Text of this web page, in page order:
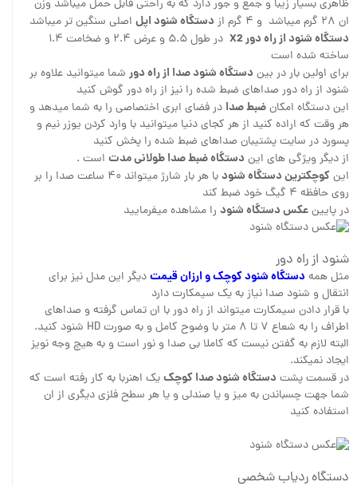
ظاهری بسیار زیبا و جمع و جور دارد که به راحتی قابل حمل میباشد وزن
ان ۲۸ گرم میباشد و ۴ گرم از
دستگاه شنود اپل اصلی سنگین تر میباشد
دستگاه شنود از راه دور X2
در طول ۵.۵ و عرض ۲.۴ و ضخامت ۱.۴
ساخته شده است
برای اولین بار در بین دستگاه شنود صدا از راه دور شما میتوانید علاوه بر
شنود از راه دور صداهای ضبط شده را نیز از راه دور گوش کنید
این دستگاه امکانضبط صدا در فضای ابری اختصاصی را به شما میدهد و
هر وقت که اراده کنید از هر کجای دنیا میتوانید با وارد کردن یوزر نیم و
پسورد در سایت پشتیبان صداهای ضبط شده را پخش کنید
از دیگر ویژگی های این دستگاه ضبط صدا طولانی مدت است .
اینکوچکترین دستگاه شنود
با هر بار شارژ میتواند ۴۰ ساعت صدا را بر
روی حافظه ۴ گیگ خود ضبط کند
در پایینعکس دستگاه شنود را مشاهده میفرمایید
شنود از راه دور
مثل همهدستگاه شنود کوچک و ارزان قیمتدیگر این مدل نیز برای
انتقال و شنود صدا نیاز به یک سیمکارت دارد
با قرار دادن سیمکارت میتواند از راه دور با ان تماس گرفته و صداهای
اطراف را به شعاع ۷ تا ۸ متر با وضوح کامل و به صورت HD شنود کنید.
البته لازم به گفتن نیست که کاملا بی صدا و نور است و به هیچ وجه نویز
ایجاد نمیکند.
در قسمت پشت دستگاه شنود صدا کوچکیک اهنربا به کار رفته است که
شما جهت چسباندن به میز و یا صندلی و یا هر سطح فلزی دیگری از ان
استفاده کنید
دستگاه ردیاب شخصی